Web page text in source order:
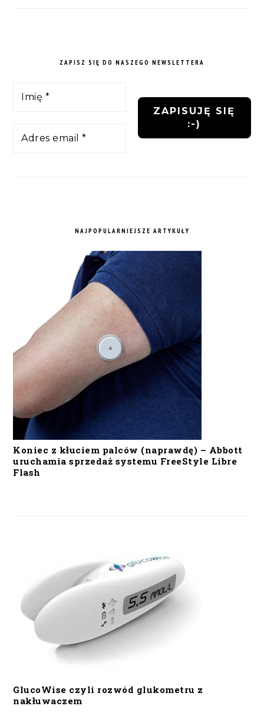
ZAPISZ SIĘ DO NASZEGO NEWSLETTERA
NAJPOPULARNIEJSZE ARTYKUŁY
Koniec z kłuciem palców (naprawdę) – Abbott
uruchamia sprzedaż systemu FreeStyle Libre
Flash
GlucoWise czyli rozwód glukometru z
nakłuwaczem